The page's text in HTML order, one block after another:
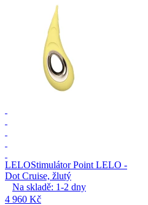
LELOStimulátor Point LELO -
Dot Cruise, žlutý
Na skladě: 1-2 dny
4 960 Kč